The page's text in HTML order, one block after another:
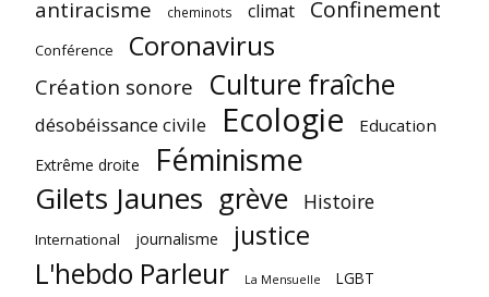
antiracisme cheminots climat Confinement
Conférence Coronavirus
Création sonore Culture fraîche
désobéissance civile Ecologie Education
Extrême droite Féminisme
Gilets Jaunes grève Histoire
International journalisme justice
L'hebdo Parleur La Mensuelle
LGBT